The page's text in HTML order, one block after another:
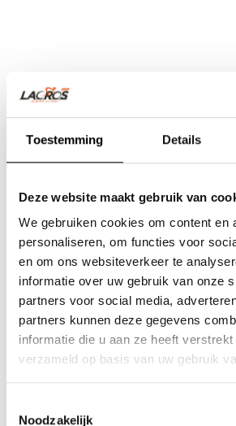
Toestemming Details
Deze website maakt gebruik van
We gebruiken cookies om content en
personaliseren, om functies voor
en om ons websiteverkeer te
informatie over uw gebruik van onze
partners voor social media,
partners kunnen deze gegevens
informatie die u aan ze heeft
verzameld op basis van uw gebruik
Noodzakelijk
Team Lacros
Nieuwe Eerdsebaan 16, 5482 VS
Handelskammernummer:
Umsatzsteuer-Identifikationsnummer:
(+31) 73 203 2487
(+31) 73 203 2487